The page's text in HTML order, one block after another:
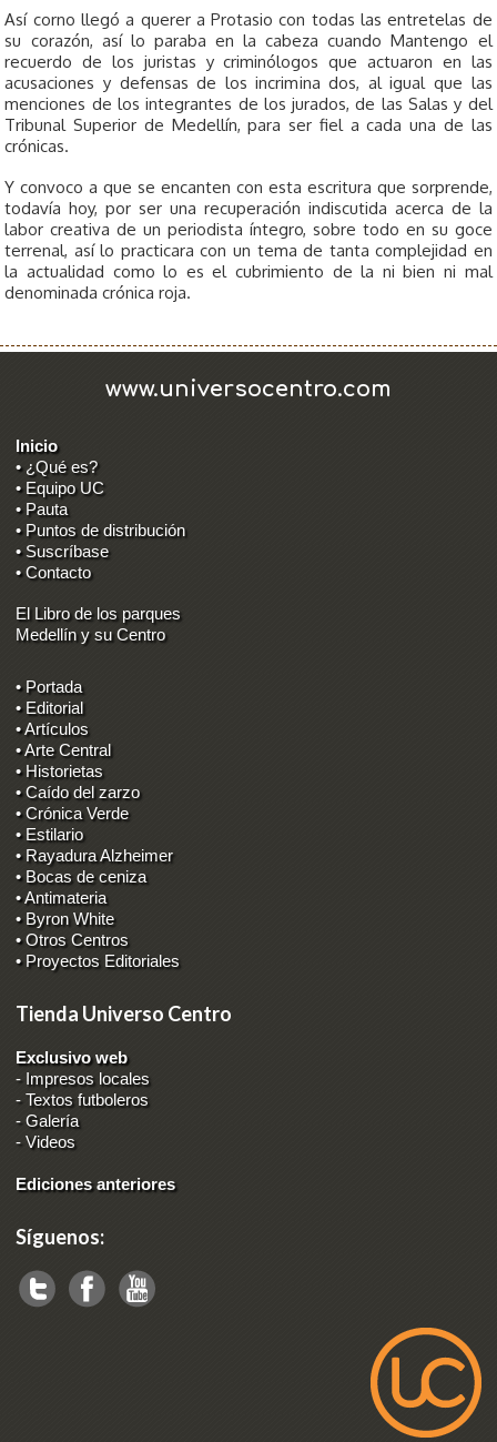
Así corno llegó a querer a Protasio con todas las entretelas de
su corazón, así lo paraba en la cabeza cuando Mantengo el
recuerdo de los juristas y criminólogos que actuaron en las
acusaciones y defensas de los incrimina­ dos, al igual que las
menciones de los integrantes de los jurados, de las Salas y del
Tribunal Superior de Medellín, para ser fiel a cada una de las
crónicas.
Y convoco a que se encanten con esta escritura que sorprende,
todavía hoy, por ser una recuperación indiscutida acerca de la
labor creativa de un periodista íntegro, sobre todo en su goce
terrenal, así lo practicara con un tema de tanta complejidad en
la actualidad como lo es el cubrimiento de la ni bien ni mal
denominada crónica roja.
www.universocentro.com
Inicio
• ¿Qué es?
• Equipo UC
• Pauta
• Puntos de distribución
• Suscríbase
• Contacto
El Libro de los parques
Medellín y su Centro
• Portada
• Editorial
• Artículos
• Arte Central
• Historietas
• Caído del zarzo
• Crónica Verde
• Estilario
• Rayadura Alzheimer
• Bocas de ceniza
• Antimateria
• Byron White
• Otros Centros
• Proyectos Editoriales
Tienda Universo Centro
Exclusivo web
- Impresos locales
-Textos futboleros
-Galería
-Videos
Ediciones anteriores
Síguenos: